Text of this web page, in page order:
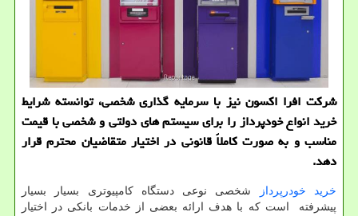
شركت افرا اكسون نیز با سرمایه گذاری شخصی، توانسته شرایط
خرید انواع خودپرداز را برای سیستم های دولتی و شخصی با قیمت
مناسب و به صورت كاملاً قانونی در اختیار متقاضیان محترم قرار
دهد.
خرید خودرپرداز
شخصی نوعی دستگاه کامپیوتری بسیار بسیار
پیشرفته است که با هدف ارائه بعضی از خدمات بانکی در اختیار